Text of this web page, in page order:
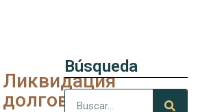
Ликвидация
долгов
Búsqueda